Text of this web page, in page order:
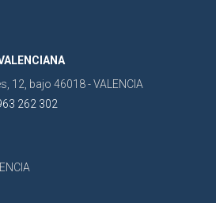
12, bajo 46018 - VALENCIA
262 302